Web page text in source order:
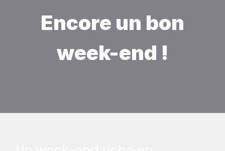
Encore un bon
week-end !